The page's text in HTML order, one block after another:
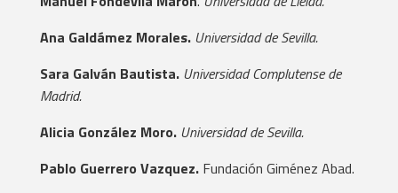
Ana Galdámez Morales. Universidad de Sevilla.
Sara Galván Bautista.Universidad Complutense de
Madrid.
Alicia González Moro. Universidad de Sevilla.
Pablo Guerrero Vazquez.Fundación Giménez Abad.